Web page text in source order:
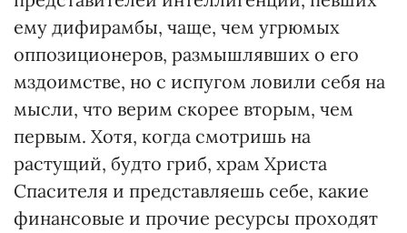
ему дифирамбы, чаще, чем угрюмых
оппозиционеров, размышлявших о его
мздоимстве, но с испугом ловили себя на
мысли, что верим скорее вторым, чем
первым. Хотя, когда смотришь на
растущий, будто гриб, храм Христа
Спасителя и представляешь себе, какие
финансовые и прочие ресурсы проходят